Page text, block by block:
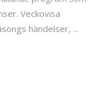
Veckovisa
händelser, ...